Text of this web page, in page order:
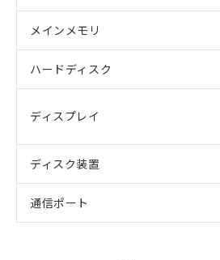
メインメモリ
ハードディスク
ディスプレイ
ディスク装置
通信ポート